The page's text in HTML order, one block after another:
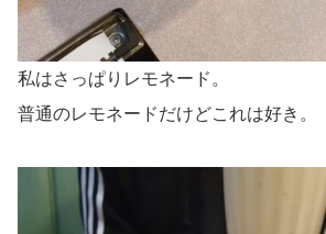
私はさっぱりレモネード。
普通のレモネードだけどこれは好き。